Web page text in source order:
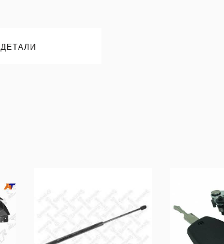
ДЕТАЛИ